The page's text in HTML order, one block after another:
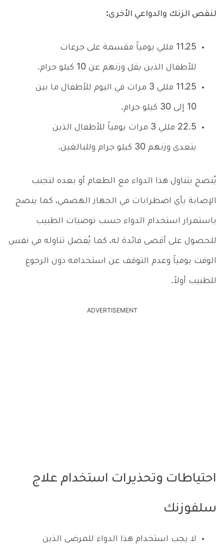
لنقص الزنك والدواعي الأخرى:
11.25 مللي يومياً مقسمة على جرعات
للأطفال الذين يقل وزنهم عن 10 كيلو جرام.
11.25 مللي 3 مرات في اليوم للأطفال ما بين
10 إلى 30 كيلو جرام.
22.5 مللي 3 مرات يومياً للأطفال الذين
يتعدى وزنهم 30 كيلو جرام وللبالغين.
يُنصح بتناول هذا الدواء مع الطعام أو بعده لتجنب
الإصابة بأي اضطرابات في الجهاز الهضمي، كما ينصح
باستمرار استخدام الدواء حسب توصيات الطبيب
للحصول على أقصى فائدة له، كما يُفضل تناوله في نفس
الوقت يومياً وعدم التوقف عن استخدامه دون الرجوع
للطبيب أولاً.
ADVERTISEMENT
احتياطات وتحذيرات استخدام علاج
سلفوزنك
لا يجب استخدام هذا الدواء للمرضى الذين